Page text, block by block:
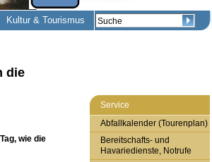
die
wie die
Service
Abfallkalender (Tourenplan)
Bereitschafts- und
Havariedienste, Notrufe
Kultur & Tourismus